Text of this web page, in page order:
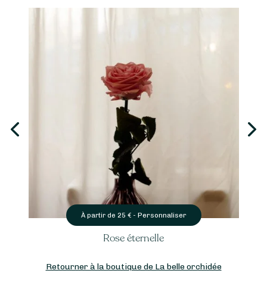
À partir de 25 € - Personnaliser
Rose éternelle
Retourner à la boutique de La belle orchidée